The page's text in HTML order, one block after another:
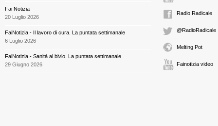
Fai Notizia
20 Luglio 2026
FaiNotizia - Il lavoro di cura. La puntata settimanale
6 Luglio 2026
FaiNotizia - Sanità al bivio. La puntata settimanale
29 Giugno 2026
Radio Radicale
@RadioRadicale
Melting Pot
Fainotizia video